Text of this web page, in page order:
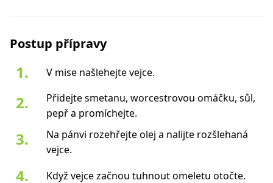
Postup přípravy
V mise našlehejte vejce.
Přidejte smetanu, worcestrovou omáčku, sůl,
pepř a promíchejte.
Na pánvi rozehřejte olej a nalijte rozšlehaná
vejce.
Když vejce začnou tuhnout omeletu otočte.